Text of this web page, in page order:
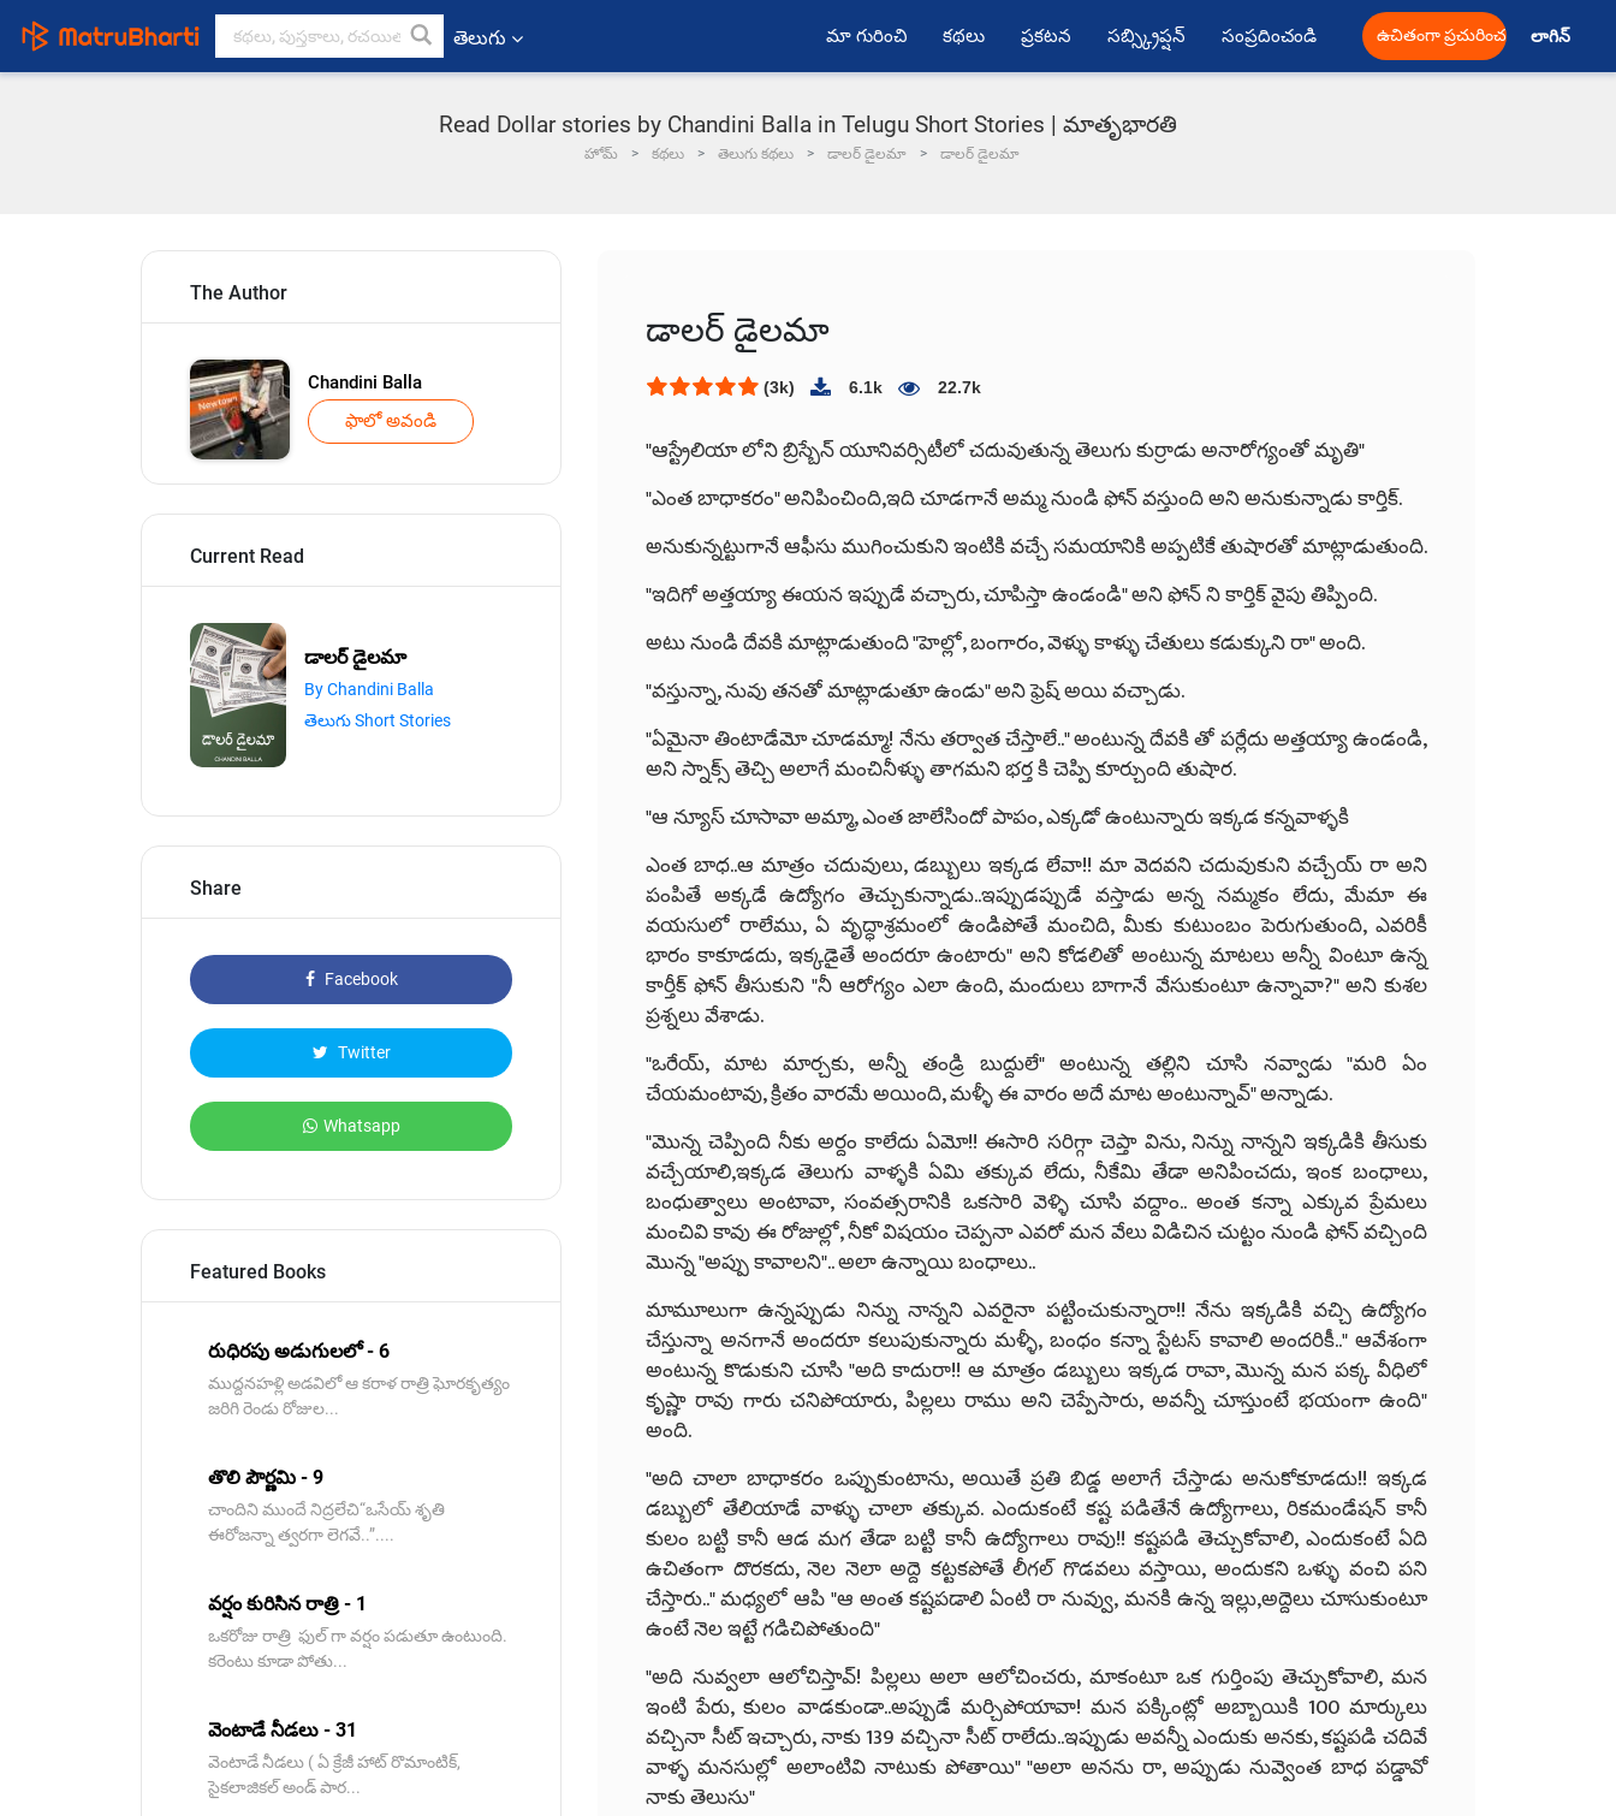
తెలుగు మా గురించి కథలు ప్రకటన సబ్స్క్రిప్షన్ సంప్రదించండి ఉచితంగా ప్రచురించండి లాగిన్
Read Dollar stories by Chandini Balla in Telugu Short Stories | మాతృభారతి
హోమ్ కథలు తెలుగు కథలు డాలర్ డైలమా డాలర్ డైలమా
The Author
Chandini Balla
ఫాలో అవండి
Current Read
డాలర్ డైలమా
By Chandini Balla
తెలుగు Short Stories
Share
Facebook
Twitter
Whatsapp
Featured Books
రుధిరపు అడుగులలో - 6
ముద్దనహళ్లి అడవిలో ఆ కరాళ రాత్రి ఘోరకృత్యం
జరిగి రెండు రోజుల...
తొలి పౌర్ణమి - 9
చాందిని ముందే నిద్రలేచి“ఒసేయ్ శృతి
ఈరోజన్నా త్వరగా లెగవే..”....
వర్షం కురిసిన రాత్రి - 1
ఒకరోజు రాత్రి ఫుల్ గా వర్షం పడుతూ ఉంటుంది.
కరెంటు కూడా పోతు...
వెంటాడే నీడలు - 31
వెంటాడే నీడలు ( ఏ క్రేజీ హాట్ రొమాంటిక్,
సైకలాజికల్ అండ్ పార...
డాలర్ డైలమా
(3k) 6.1k 22.7k
"ఆస్ట్రేలియా లోని బ్రిస్బేన్ యూనివర్సిటీలో చదువుతున్న తెలుగు కుర్రాడు అనారోగ్యంతో మృతి"
"ఎంత బాధాకరం" అనిపించింది,ఇది చూడగానే అమ్మ నుండి ఫోన్ వస్తుంది అని అనుకున్నాడు కార్తిక్.
అనుకున్నట్టుగానే ఆఫీసు ముగించుకుని ఇంటికి వచ్చే సమయానికి అప్పటికే తుషారతో మాట్లాడుతుంది.
"ఇదిగో అత్తయ్యా ఈయన ఇప్పుడే వచ్చారు, చూపిస్తా ఉండండి" అని ఫోన్ ని కార్తిక్ వైపు తిప్పింది.
అటు నుండి దేవకి మాట్లాడుతుంది "హెల్లో, బంగారం, వెళ్ళు కాళ్ళు చేతులు కడుక్కుని రా" అంది.
"వస్తున్నా, నువు తనతో మాట్లాడుతూ ఉండు" అని ఫ్రెష్ అయి వచ్చాడు.
"ఏమైనా తింటాడేమో చూడమ్మా! నేను తర్వాత చేస్తాలే.." అంటున్న దేవకి తో పర్లేదు అత్తయ్యా ఉండండి,
అని స్నాక్స్ తెచ్చి అలాగే మంచినీళ్ళు తాగమని భర్త కి చెప్పి కూర్చుంది తుషార.
"ఆ న్యూస్ చూసావా అమ్మా, ఎంత జాలేసిందో పాపం, ఎక్కడో ఉంటున్నారు ఇక్కడ కన్నవాళ్ళకి
ఎంత బాధ..ఆ మాత్రం చదువులు, డబ్బులు ఇక్కడ లేవా!! మా వెదవని చదువుకుని వచ్చేయ్ రా అని
పంపితే అక్కడే ఉద్యోగం తెచ్చుకున్నాడు..ఇప్పుడప్పుడే వస్తాడు అన్న నమ్మకం లేదు, మేమా ఈ
వయసులో రాలేము, ఏ వృద్ధాశ్రమంలో ఉండిపోతే మంచిది, మీకు కుటుంబం పెరుగుతుంది, ఎవరికీ
భారం కాకూడదు, ఇక్కడైతే అందరూ ఉంటారు" అని కోడలితో అంటున్న మాటలు అన్నీ వింటూ ఉన్న
కార్తీక్ ఫోన్ తీసుకుని "నీ ఆరోగ్యం ఎలా ఉంది, మందులు బాగానే వేసుకుంటూ ఉన్నావా?" అని కుశల
ప్రశ్నలు వేశాడు.
"ఒరేయ్, మాట మార్చకు, అన్నీ తండ్రి బుద్దులే" అంటున్న తల్లిని చూసి నవ్వాడు "మరి ఏం
చేయమంటావు, క్రితం వారమే అయింది, మళ్ళీ ఈ వారం అదే మాట అంటున్నావ్" అన్నాడు.
"మొన్న చెప్పింది నీకు అర్దం కాలేదు ఏమో!! ఈసారి సరిగ్గా చెప్తా విను, నిన్ను నాన్నని ఇక్కడికి తీసుకు
వచ్చేయాలి,ఇక్కడ తెలుగు వాళ్ళకి ఏమి తక్కువ లేదు, నీకేమి తేడా అనిపించదు, ఇంక బంధాలు,
బంధుత్వాలు అంటావా, సంవత్సరానికి ఒకసారి వెళ్ళి చూసి వద్దాం.. అంత కన్నా ఎక్కువ ప్రేమలు
మంచివి కావు ఈ రోజుల్లో, నీకో విషయం చెప్పనా ఎవరో మన వేలు విడిచిన చుట్టం నుండి ఫోన్ వచ్చింది
మొన్న "అప్పు కావాలని".. అలా ఉన్నాయి బంధాలు..
మామూలుగా ఉన్నప్పుడు నిన్ను నాన్నని ఎవరైనా పట్టించుకున్నారా!! నేను ఇక్కడికి వచ్చి ఉద్యోగం
చేస్తున్నా అనగానే అందరూ కలుపుకున్నారు మళ్ళీ, బంధం కన్నా స్టేటస్ కావాలి అందరికీ.." ఆవేశంగా
అంటున్న కొడుకుని చూసి "అది కాదురా!! ఆ మాత్రం డబ్బులు ఇక్కడ రావా, మొన్న మన పక్క వీధిలో
కృష్ణా రావు గారు చనిపోయారు, పిల్లలు రాము అని చెప్పేసారు, అవన్నీ చూస్తుంటే భయంగా ఉంది"
అంది.
"అది చాలా బాధాకరం ఒప్పుకుంటాను, అయితే ప్రతి బిడ్డ అలాగే చేస్తాడు అనుకోకూడదు!! ఇక్కడ
డబ్బులో తేలియాడే వాళ్ళు చాలా తక్కువ. ఎందుకంటే కష్ట పడితేనే ఉద్యోగాలు, రికమండేషన్ కానీ
కులం బట్టి కానీ ఆడ మగ తేడా బట్టి కానీ ఉద్యోగాలు రావు!! కష్టపడి తెచ్చుకోవాలి, ఎందుకంటే ఏది
ఉచితంగా దొరకదు, నెల నెలా అద్దె కట్టకపోతే లీగల్ గొడవలు వస్తాయి, అందుకని ఒళ్ళు వంచి పని
చేస్తారు.." మధ్యలో ఆపి "ఆ అంత కష్టపడాలి ఏంటి రా నువ్వు, మనకి ఉన్న ఇల్లు,అద్దెలు చూసుకుంటూ
ఉంటే నెల ఇట్టే గడిచిపోతుంది"
"అది నువ్వలా ఆలోచిస్తావ్! పిల్లలు అలా ఆలోచించరు, మాకంటూ ఒక గుర్తింపు తెచ్చుకోవాలి, మన
ఇంటి పేరు, కులం వాడకుండా..అప్పుడే మర్చిపోయావా! మన పక్కింట్లో అబ్బాయికి 100 మార్కులు
వచ్చినా సీట్ ఇచ్చారు, నాకు 139 వచ్చినా సీట్ రాలేదు..ఇప్పుడు అవన్నీ ఎందుకు అనకు, కష్టపడి చదివే
వాళ్ళ మనసుల్లో అలాంటివి నాటుకు పోతాయి" "అలా అనను రా, అప్పుడు నువ్వెంత బాధ పడ్డావో
నాకు తెలుసు"